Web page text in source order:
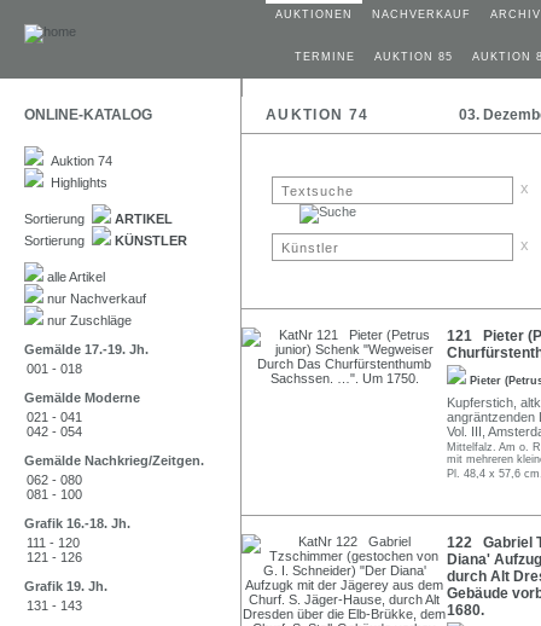
AUKTIONEN NACHVERKAUF ARCHIV
TERMINE AUKTION 85 AUKTION
ONLINE-KATALOG AUKTION 74 03.
Auktion 74
Highlights
Sortierung
ARTIKEL
Sortierung
KÜNSTLER
alle Artikel
nur Nachverkauf
nur Zuschläge
Gemälde 17.-19. Jh.
001 - 018
Gemälde Moderne
021 - 041
042 - 054
Gemälde Nachkrieg/Zeitgen.
062 - 080
081 - 100
Grafik 16.-18. Jh.
111 - 120
121 - 126
Grafik 19. Jh.
131 - 143
x
x
121 Pieter
Pieter
Kupferstich,
angräntzenden
Vol. III,
Mittelfalz. Am o.
mit mehreren
Pl. 48,4 x 57,6
122 Gabriel
Diana'
durch Alt
Gebäude
1680.